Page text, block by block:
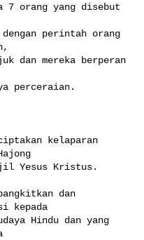
7 orang yang disebut
perintah orang
dan mereka berperan
perceraian.
kelaparan
Yesus Kristus.
dan
kepada
Hindu dan yang